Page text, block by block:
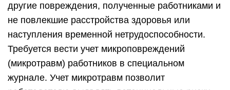
другие повреждения, полученные работниками и
не повлекшие расстройства здоровья или
наступления временной нетрудоспособности.
Требуется вести учет микроповреждений
(микротравм) работников в специальном
журнале. Учет микротравм позволит